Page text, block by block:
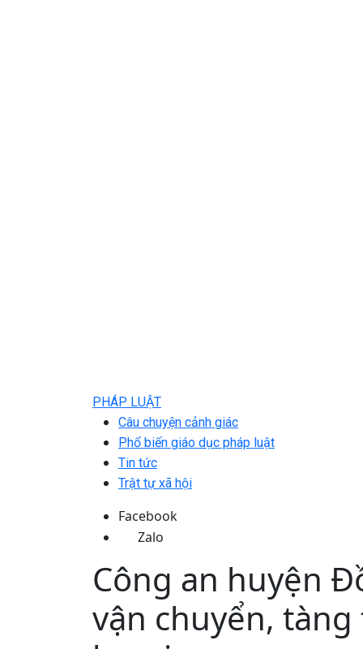
PHÁP LUẬT
Câu chuyện cảnh giác
Phổ biến giáo dục pháp luật
Tin tức
Trật tự xã hội
Facebook
Zalo
Công an huyện
vận chuyển,